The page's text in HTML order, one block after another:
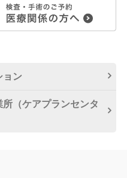
ョン
所（ケアプランセンタ